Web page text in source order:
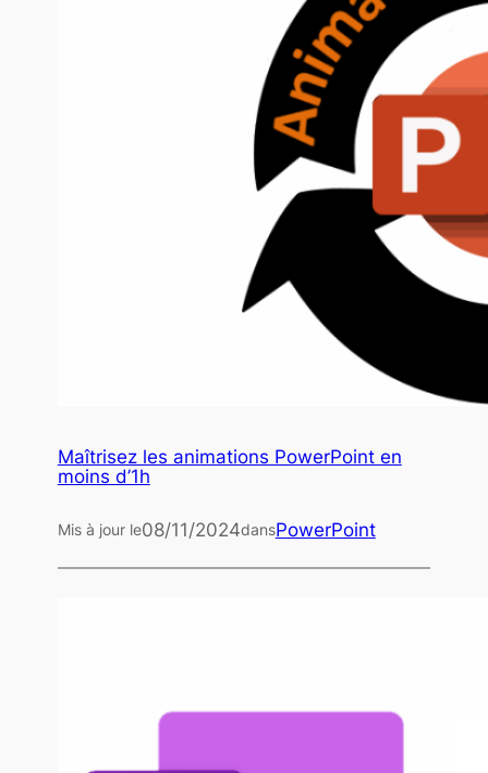
Maîtrisez les animations PowerPoint en
moins d’1h
Mis à jour le08/11/2024dansPowerPoint